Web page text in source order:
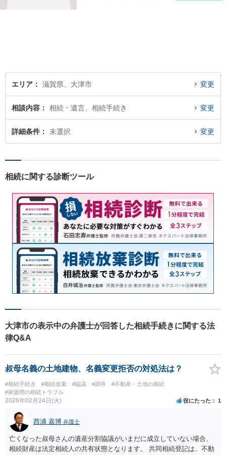
エリア 滋賀県、大津市 変更
相談内容 相続・遺言、相続手続き 変更
詳細条件 未選択 変更
相続に関する診断ツール
大津市の表示中の弁護士が回答した相続手続きに関する法
律Q&A
叔母名義の土地建物、名義変更拒否の対処法は？
#相続手続き #相続放棄 #協議 #調停
#不動産・土地の相続
#家族間の相続トラブル
2026年02月24日(火) 役にたった 1
西浦 嘉博 弁護士
亡くなった叔母さんの遺産分割協議がいまだに成立していない場合、
相続財産は法定相続人の共有状態となります。 共同相続登記は、不動